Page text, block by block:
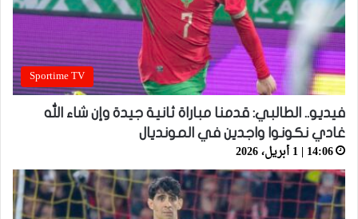
Sportime TV
فيديو.. الطالبي: قدمنا مباراة ثانية جيدة وإن شاء الله
غادي نكونوا واجدين في المونديال
14:06 | 1 أبريل، 2026